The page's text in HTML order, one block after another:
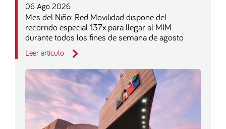
06 Ago 2026
Mes del Niño: Red Movilidad dispone del
recorrido especial 137x para llegar al MIM
durante todos los fines de semana de agosto
Leer artículo